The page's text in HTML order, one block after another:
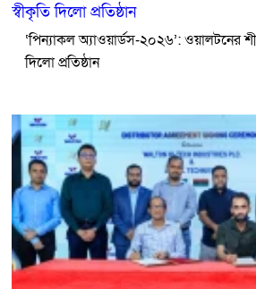
‘পিন্যাকল অ্যাওয়ার্ডস-২০২৬’: ওয়ালটনের
দিলো প্রতিষ্ঠান